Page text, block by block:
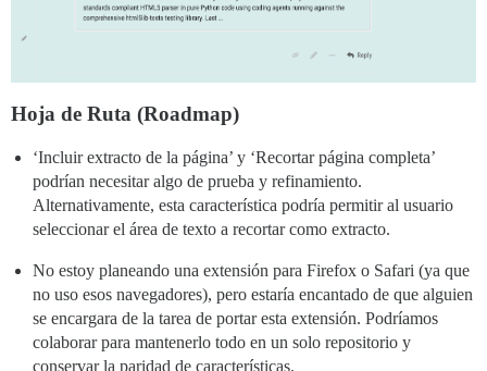
Hoja de Ruta (Roadmap)
‘Incluir extracto de la página’ y ‘Recortar página completa’
podrían necesitar algo de prueba y refinamiento.
Alternativamente, esta característica podría permitir al usuario
seleccionar el área de texto a recortar como extracto.
No estoy planeando una extensión para Firefox o Safari (ya que
no uso esos navegadores), pero estaría encantado de que alguien
se encargara de la tarea de portar esta extensión. Podríamos
colaborar para mantenerlo todo en un solo repositorio y
conservar la paridad de características.